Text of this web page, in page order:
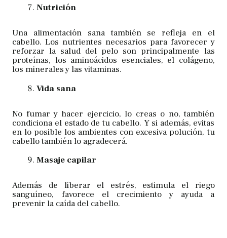
Nutrición
Una alimentación sana también se refleja en el
cabello. Los nutrientes necesarios para favorecer y
reforzar la salud del pelo son principalmente las
proteínas, los aminoácidos esenciales, el colágeno,
los minerales y las vitaminas.
Vida sana
No fumar y hacer ejercicio, lo creas o no, también
condiciona el estado de tu cabello. Y si además, evitas
en lo posible los ambientes con excesiva polución, tu
cabello también lo agradecerá.
Masaje capilar
Además de liberar el estrés, estimula el riego
sanguíneo, favorece el crecimiento y ayuda a
prevenir la caída del cabello.